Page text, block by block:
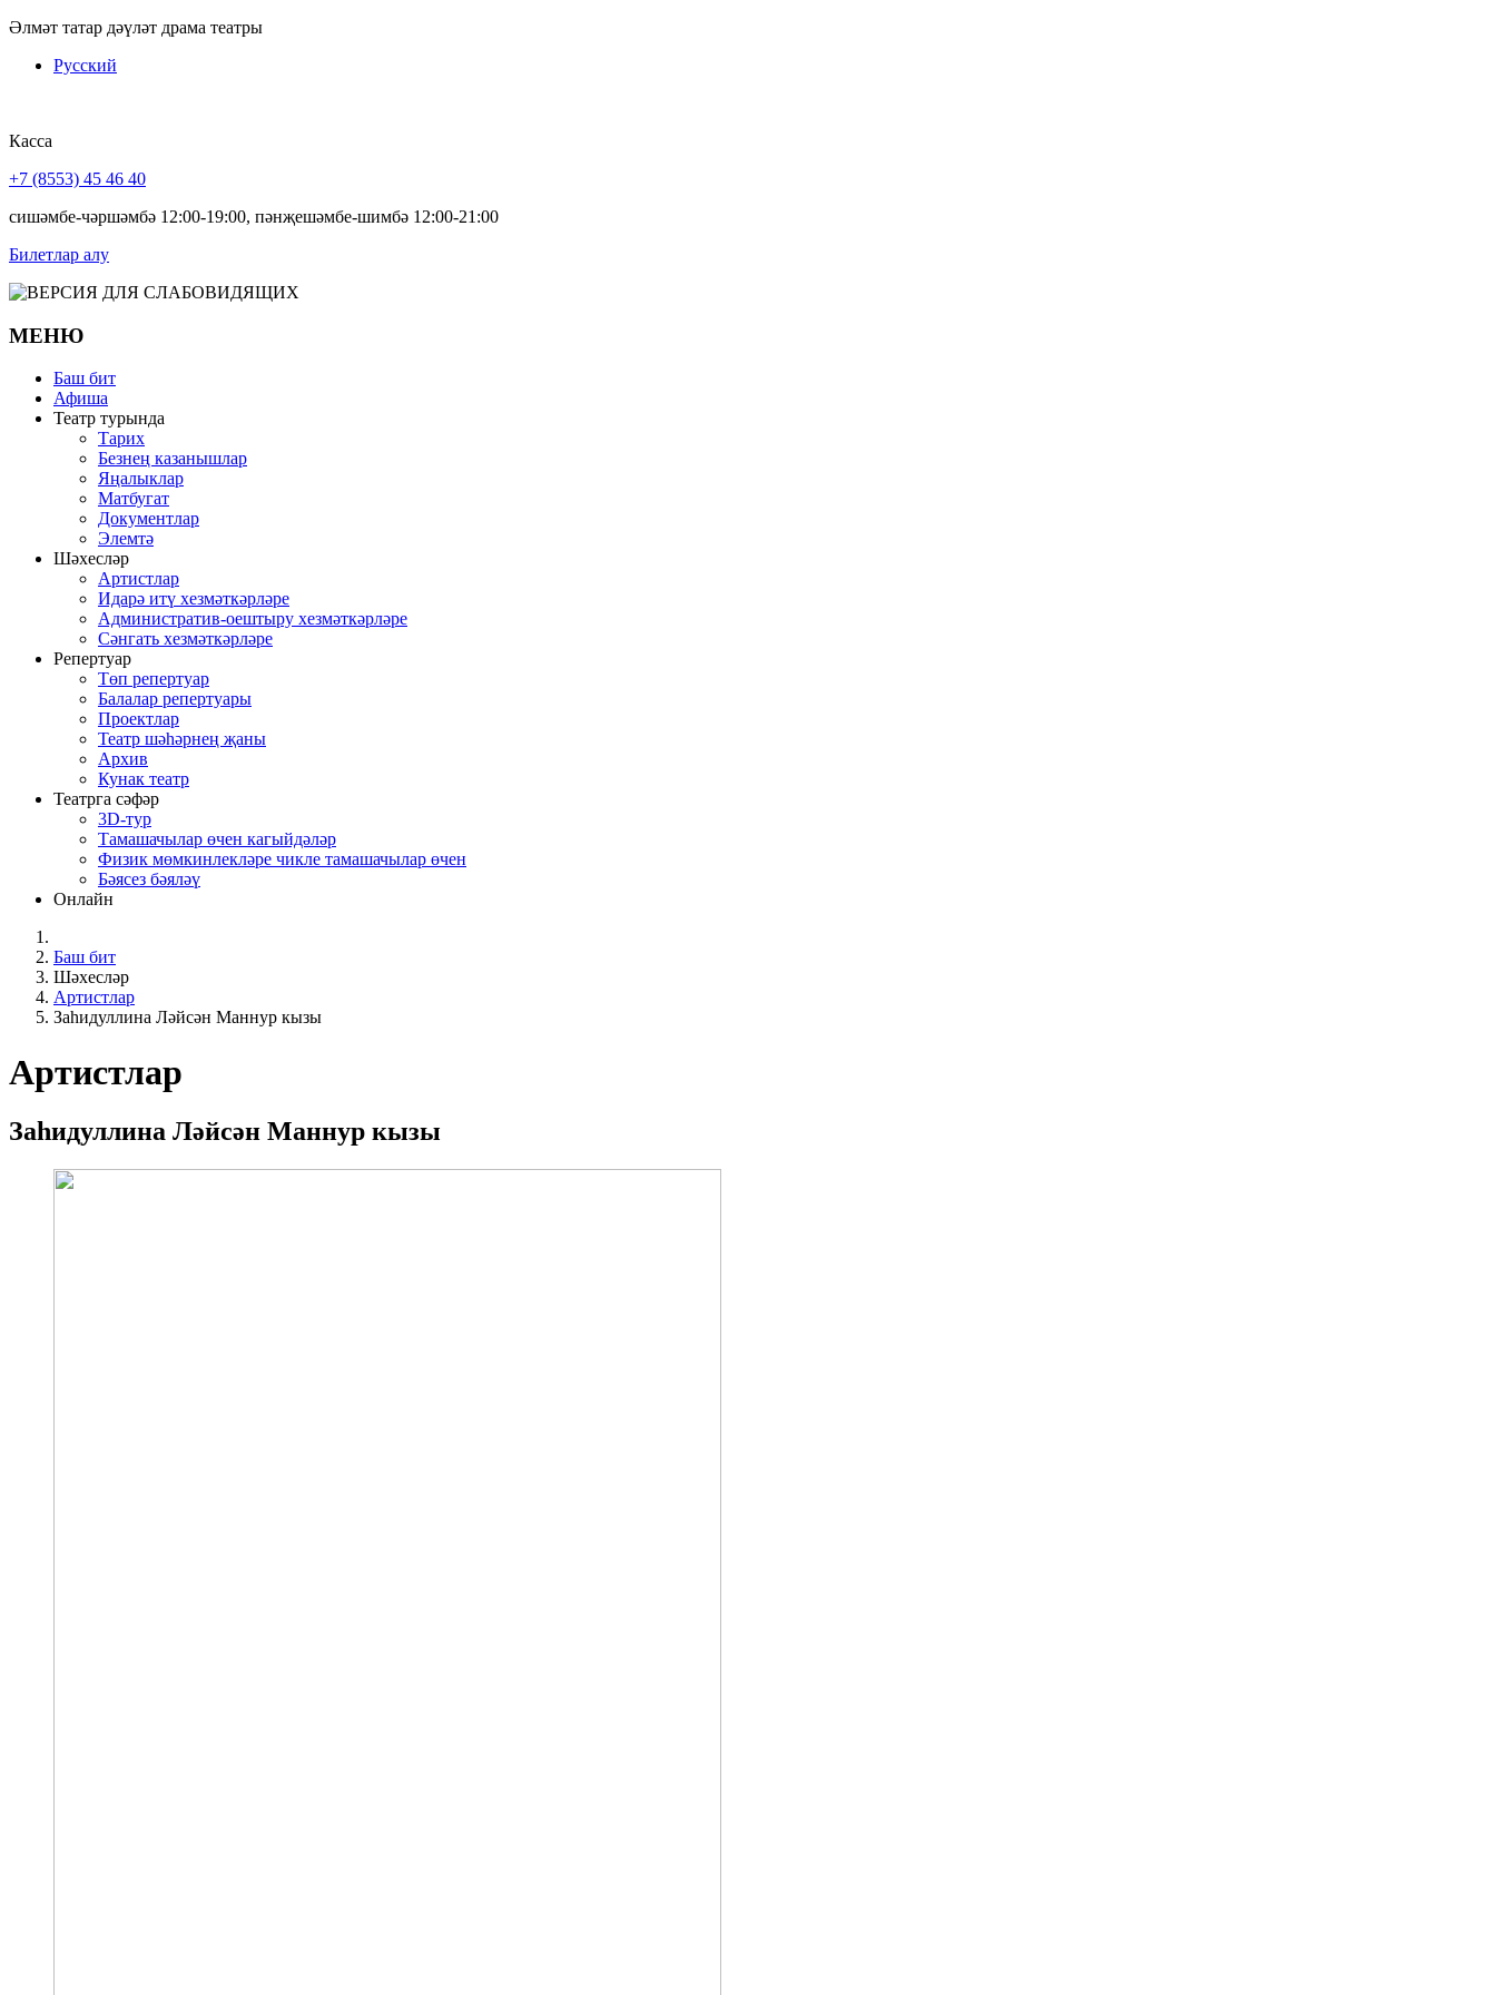
Әлмәт татар дәүләт драма театры
Русский
Касса
+7 (8553) 45 46 40
сишәмбе-чәршәмбә 12:00-19:00, пәнҗешәмбе-шимбә 12:00-21:00
Билетлар алу
МЕНЮ
Баш бит
Афиша
Театр турында
Тарих
Безнең казанышлар
Яңалыклар
Матбугат
Документлар
Элемтә
Шәхесләр
Артистлар
Идарә итү хезмәткәрләре
Административ-оештыру хезмәткәрләре
Сәнгать хезмәткәрләре
Репертуар
Төп репертуар
Балалар репертуары
Проектлар
Театр шәһәрнең җаны
Архив
Кунак театр
Театрга сәфәр
3D-тур
Тамашачылар өчен кагыйдәләр
Физик мөмкинлекләре чикле тамашачылар өчен
Бәясез бәяләү
Онлайн
Баш бит
Шәхесләр
Артистлар
Заһидуллина Ләйсән Маннур кызы
Артистлар
Заһидуллина Ләйсән Маннур кызы